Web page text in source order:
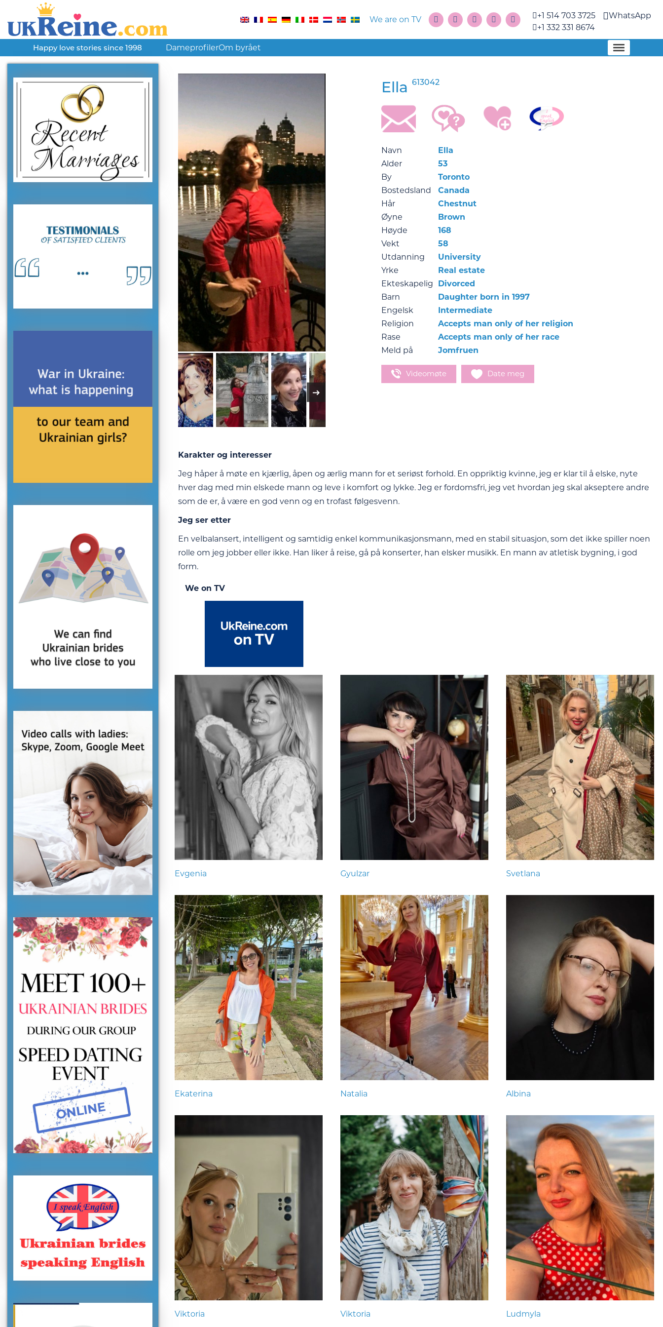
We are on TV
+1 514 703 3725
+1 332 331 8674
WhatsApp
Happy love stories since 1998 DameprofilerOm byrået
Ella 613042
Navn
Ella
Alder
53
By
Toronto
Bostedsland
Canada
Hår
Chestnut
Øyne
Brown
Høyde
168
Vekt
58
Utdanning
University
Yrke
Real estate
Ekteskapelig
Divorced
Barn
Daughter born in 1997
Engelsk
Intermediate
Religion
Accepts man only of her religion
Rase
Accepts man only of her race
Meld på
Jomfruen
Videomøte Date meg
Karakter og interesser
Jeg håper å møte en kjærlig, åpen og ærlig mann for et seriøst forhold. En oppriktig kvinne, jeg er klar til å elske, nyte
hver dag med min elskede mann og leve i komfort og lykke. Jeg er fordomsfri, jeg vet hvordan jeg skal akseptere andre
som de er, å være en god venn og en trofast følgesvenn.
Jeg ser etter
En velbalansert, intelligent og samtidig enkel kommunikasjonsmann, med en stabil situasjon, som det ikke spiller noen
rolle om jeg jobber eller ikke. Han liker å reise, gå på konserter, han elsker musikk. En mann av atletisk bygning, i god
form.
We on TV
Evgenia Gyulzar Svetlana
Ekaterina Natalia Albina
Viktoria Viktoria Ludmyla